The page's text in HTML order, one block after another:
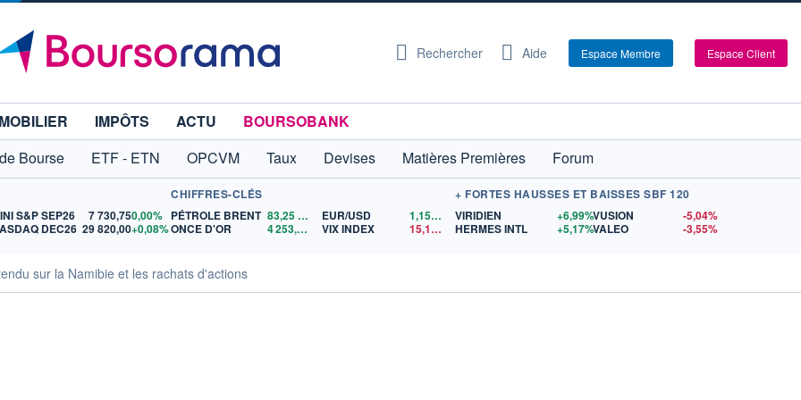
Rechercher Aide Espace Membre Espace Client
IMPÔTS ACTU
BOURSOBANK
Bourse
ETF - ETN OPCVM Taux Devises Matières Premières Forum
S&P SEP26 7 730,750,00%
DEC26 29 820,00+0,08%
CHIFFRES-CLÉS
PÉTROLE BRENT 83,25
ONCE D'OR
4 253,27 $US
EUR/USD 1,1522
$US
VIX INDEX
15,15$US
+ FORTES HAUSSES ET BAISSES SBF 120
VIRIDIEN
+6,99%
HERMES INTL
+5,17%
VUSION
-5,04%
VALEO
-3,55%
sur la Namibie et les rachats d'actions